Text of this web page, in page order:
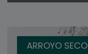
ARROYO SECO